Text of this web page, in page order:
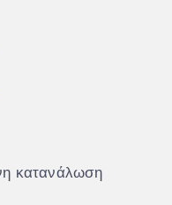
κατανάλωση